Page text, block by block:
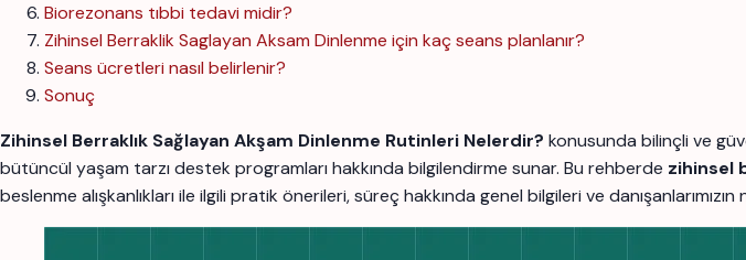
Biorezonans tıbbi tedavi midir?
Zihinsel Berraklik Saglayan Aksam Dinlenme için kaç seans planlanır?
Seans ücretleri nasıl belirlenir?
Sonuç
Zihinsel Berraklık Sağlayan Akşam Dinlenme Rutinleri Nelerdir? konusunda bilinçli ve
bütüncül yaşam tarzı destek programları hakkında bilgilendirme sunar. Bu rehberde zihinsel
beslenme alışkanlıkları ile ilgili pratik önerileri, süreç hakkında genel bilgileri ve